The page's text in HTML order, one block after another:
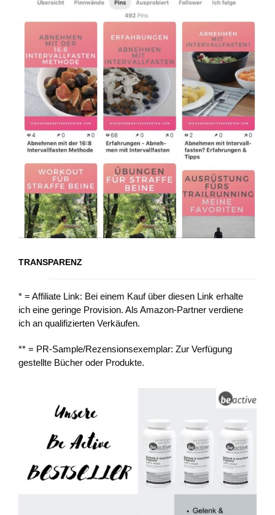
TRANSPARENZ
* = Affiliate Link: Bei einem Kauf über diesen Link erhalte
ich eine geringe Provision. Als Amazon-Partner verdiene
ich an qualifizierten Verkäufen.
** = PR-Sample/Rezensionsexemplar: Zur Verfügung
gestellte Bücher oder Produkte.